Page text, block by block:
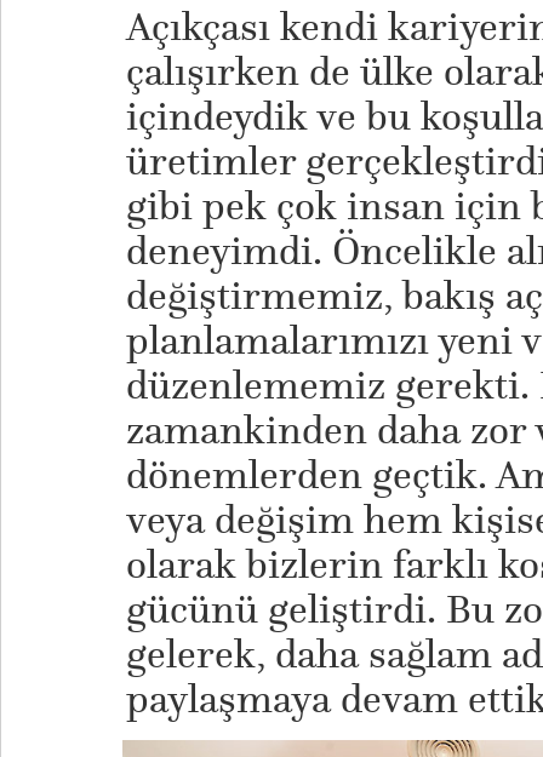
Açıkçası kendi
çalışırken de ülke
içindeydik ve bu
üretimler
gibi pek çok insan için
deneyimdi. Öncelikle
değiştirmemiz, bakış
planlamalarımızı yeni
düzenlememiz
zamankinden daha zor
dönemlerden geçtik.
veya değişim hem
olarak bizlerin farklı
gücünü geliştirdi. Bu
gelerek, daha sağlam
paylaşmaya devam